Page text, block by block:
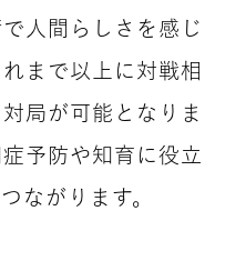
人間らしさを感じ
まで以上に対戦相
局が可能となりま
予防や知育に役立
ながります。